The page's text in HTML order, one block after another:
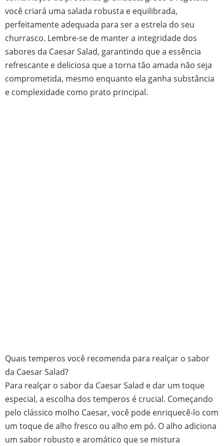
você criará uma salada robusta e equilibrada,
perfeitamente adequada para ser a estrela do seu
churrasco. Lembre-se de manter a integridade dos
sabores da Caesar Salad, garantindo que a essência
refrescante e deliciosa que a torna tão amada não seja
comprometida, mesmo enquanto ela ganha substância
e complexidade como prato principal.
Quais temperos você recomenda para realçar o sabor
da Caesar Salad?
Para realçar o sabor da Caesar Salad e dar um toque
especial, a escolha dos temperos é crucial. Começando
pelo clássico molho Caesar, você pode enriquecê-lo com
um toque de alho fresco ou alho em pó. O alho adiciona
um sabor robusto e aromático que se mistura